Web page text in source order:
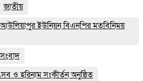
জাতীয়
ইউনিয়ন বিএনপির মতবিনিময়
ও হরিনাম সংকীর্তন অনুষ্ঠিত